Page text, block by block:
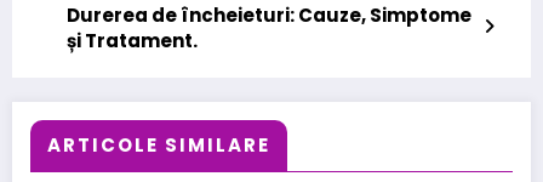
Durerea de încheieturi: Cauze, Simptome
și Tratament.
ARTICOLE SIMILARE